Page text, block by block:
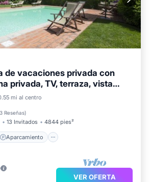
de vacaciones privada con
privada, TV, terraza, vista
mi al centro
3 Reseñas)
13 Invitados 4844 pies²
Aparcamiento
Aparcamiento
Balcón/Terraza
VER OFERTA